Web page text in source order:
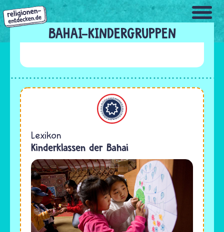
Direkt
zum
Inhalt
BAHAI-KINDERGRUPPEN
Bahaitum
Lexikon
Kinderklassen der Bahai